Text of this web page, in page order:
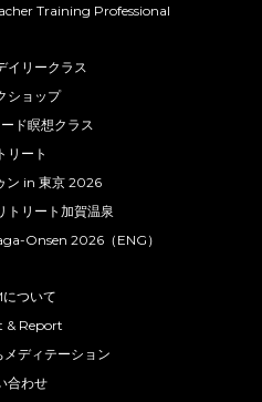
Training Professional
イリークラス
ショップ
ド瞑想クラス
リート
ン in 東京 2026
トリート加賀温泉
Onsen 2026（ENG）
ついて
& Report
ディテーション
合わせ